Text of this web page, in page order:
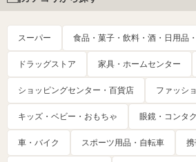
スーパー 食品・菓子・飲料・酒・日用品
ドラッグストア 家具・ホームセンター
ショッピングセンター・百貨店 ファッシ
キッズ・ベビー・おもちゃ 眼鏡・コンタ
車・バイク スポーツ用品・自転車